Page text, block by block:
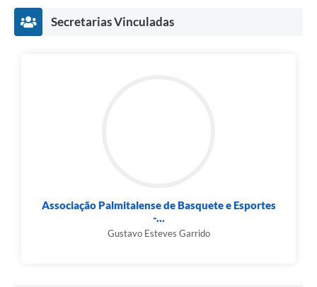
Secretarias Vinculadas
Associação Palmitalense de Basquete e Esportes
-...
Gustavo Esteves Garrido